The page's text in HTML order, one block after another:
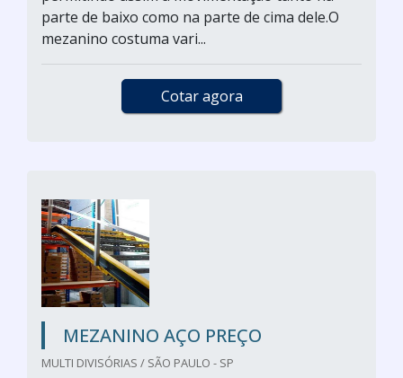
parte de baixo como na parte de cima dele.O
mezanino costuma vari...
Cotar agora
MEZANINO AÇO PREÇO
MULTI DIVISÓRIAS / SÃO PAULO - SP